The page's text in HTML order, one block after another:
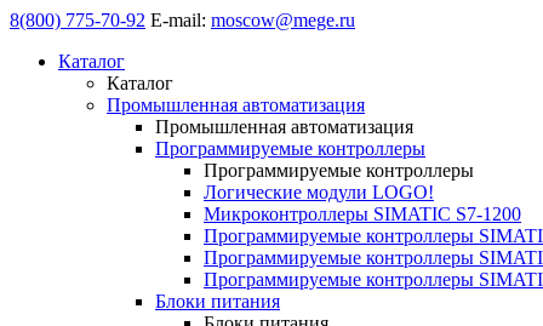
8(800) 775-70-92 E-mail: moscow@mege.ru
Каталог
Каталог
Промышленная автоматизация
Промышленная автоматизация
Программируемые контроллеры
Программируемые контроллеры
Логические модули LOGO!
Микроконтроллеры SIMATIC S7-1200
Программируемые контроллеры
Программируемые контроллеры
Программируемые контроллеры
Блоки питания